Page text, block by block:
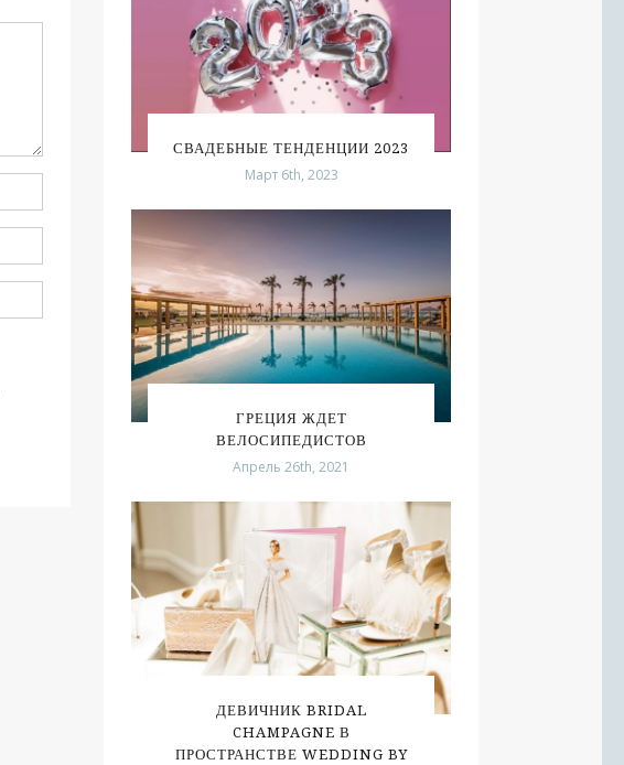
СВАДЕБНЫЕ ТЕНДЕНЦИИ 2023
Март 6th, 2023
ГРЕЦИЯ ЖДЕТ
ВЕЛОСИПЕДИСТОВ
Апрель 26th, 2021
ДЕВИЧНИК BRIDAL
CHAMPAGNE В
ПРОСТРАНСТВЕ WEDDING BY